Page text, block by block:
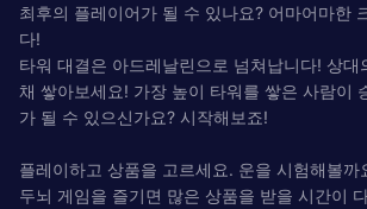
최후의 플레이어가 될 수 있나요? 어마어마한
다!
타워 대결은 아드레날린으로 넘쳐납니다! 상대
채 쌓아보세요! 가장 높이 타워를 쌓은 사람이
가 될 수 있으신가요? 시작해보죠!
플레이하고 상품을 고르세요. 운을 시험해볼까
두뇌 게임을 즐기면 많은 상품을 받을 시간이